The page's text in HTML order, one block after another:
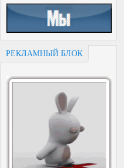
РЕКЛАМНЫЙ БЛОК